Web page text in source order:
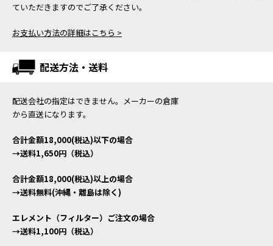
ていただきますのでご了承ください。
お支払い方法の詳細はこちら >
配送方法・送料
配送会社の指定はできません。メーカーの倉庫
から直送になります。
合計金額18,000(税込)以下の場合
→送料1,650円（税込）
合計金額18,000(税込)以上の場合
→送料無料(沖縄・離島は除く)
エレメント（フィルター）ご注文の場合
→送料1,100円（税込）